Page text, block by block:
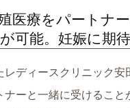
医療をパートナ
可能。妊娠に期
レディースクリニック安
ナーと一緒に受けること